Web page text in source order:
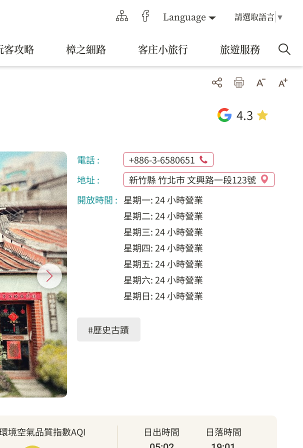
Language 請選取語言 ▼
客攻略 樟之細路 客庄小旅行 旅遊服務
4.3
電話 :
+886-3-6580651
地址 :
新竹縣 竹北市 文興路一段123號
開放時間 : 星期一: 24 小時營業
星期二: 24 小時營業
星期三: 24 小時營業
星期四: 24 小時營業
星期五: 24 小時營業
星期六: 24 小時營業
星期日: 24 小時營業
#歷史古蹟
境空氣品質指數AQI 日出時間 日落時間